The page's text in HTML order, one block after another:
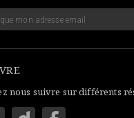
nous suivre sur différents